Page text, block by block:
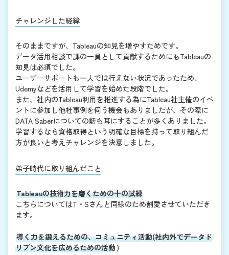
チャレンジした経緯
そのままですが、Tableauの知見を増やすためです。
データ活用相談で課の一員として貢献するためにもTableauの
知見は必須でした。
ユーザーサポートも一人では行えない状況であったため、
Udemyなどを活用して学習を始めた段階でした。
また、社内のTableau利用を推進する為にTableau社主催のイベ
ントに参加し他社事例を伺う機会もありましたが、その際に
DATA Saberについての話も耳にすることが多くありました。
学習するなら資格取得という明確な目標を持って取り組んだ
方が良いと考えチャレンジを決意しました。
弟子時代に取り組んだこと
Tableauの技術力を磨くための十の試練
こちらについてはT・Sさんと同様のため割愛させていただき
ます。
導く力を鍛えるための、コミュニティ活動(社内外でデータド
リブン文化を広めるための活動)